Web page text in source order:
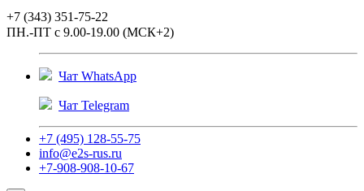
+7 (343) 351-75-22
ПН.-ПТ с 9.00-19.00 (МСК+2)
Чат WhatsApp
Чат Telegram
+7 (495) 128-55-75
info@e2s-rus.ru
+7-908-908-10-67